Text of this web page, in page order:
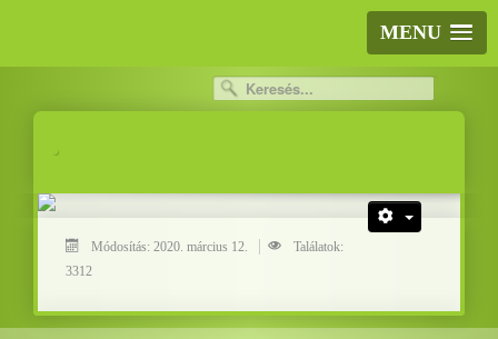
MENU
.
Módosítás: 2020. március 12.
Találatok:
3312